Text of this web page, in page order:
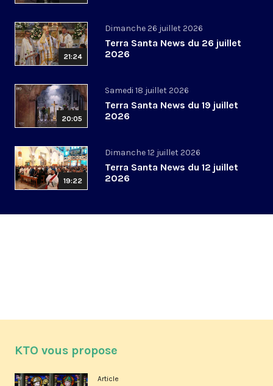
21:24
Dimanche 26 juillet 2026
Terra Santa News du 26 juillet
2026
20:05
Samedi 18 juillet 2026
Terra Santa News du 19 juillet
2026
19:22
Dimanche 12 juillet 2026
Terra Santa News du 12 juillet
2026
KTO vous propose
Article